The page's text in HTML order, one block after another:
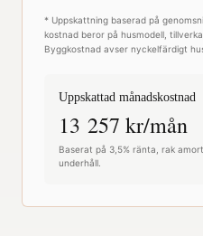
* Uppskattning baserad på
kostnad beror på husmodell,
Byggkostnad avser nyckelfärdigt
Uppskattad månadskostnad
13 257 kr/mån
Baserat på 3,5% ränta, rak
underhåll.